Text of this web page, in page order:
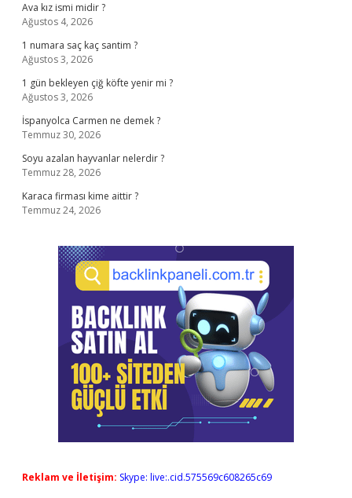
Ava kız ismi midir ?
Ağustos 4, 2026
1 numara saç kaç santim ?
Ağustos 3, 2026
1 gün bekleyen çiğ köfte yenir mi ?
Ağustos 3, 2026
İspanyolca Carmen ne demek ?
Temmuz 30, 2026
Soyu azalan hayvanlar nelerdir ?
Temmuz 28, 2026
Karaca firması kime aittir ?
Temmuz 24, 2026
Reklam ve İletişim: Skype: live:.cid.575569c608265c69